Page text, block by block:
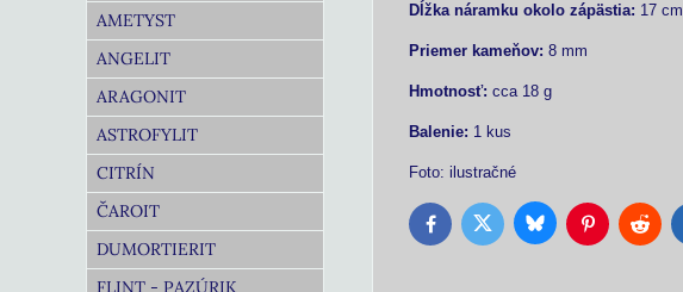
Dĺžka náramku okolo zápästia: 17 cm
Priemer kameňov: 8 mm
Hmotnosť: cca 18 g
Balenie: 1 kus
Foto: ilustračné
FacebookTwitter BlueskyPinterestReddit
AMETYST
ANGELIT
ARAGONIT
ASTROFYLIT
CITRÍN
ČAROIT
DUMORTIERIT
FLINT - PAZÚRIK